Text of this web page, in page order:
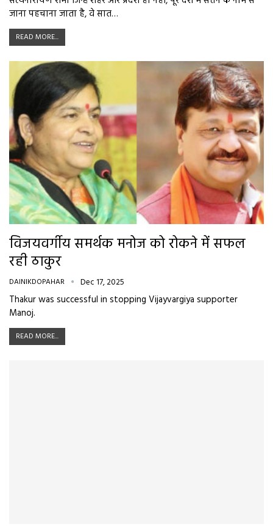
जाना पहचाना जाता है, वे सात…
READ MORE...
विजयवर्गीय समर्थक मनोज को रोकने में सफल
रही ठाकुर
DAINIKDOPAHAR Dec 17, 2025
Thakur was successful in stopping Vijayvargiya supporter
Manoj.
READ MORE...